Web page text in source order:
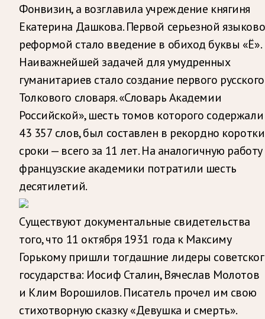
Фонвизин, а возглавила учреждение княгиня
Екатерина Дашкова. Первой серьезной
реформой стало введение в обиход буквы «Ё».
Наиважнейшей задачей для умудренных
гуманитариев стало создание первого русского
Толкового словаря. «Словарь Академии
Российской», шесть томов которого содержали
43 357 слов, был составлен в рекордно
сроки — всего за 11 лет. На аналогичную работу
французские академики потратили шесть
десятилетий.
Существуют документальные свидетельства
того, что 11 октября 1931 года к Максиму
Горькому пришли тогдашние лидеры
государства: Иосиф Сталин, Вячеслав Молотов
и Клим Ворошилов. Писатель прочел им свою
стихотворную сказку «Девушка и смерть».